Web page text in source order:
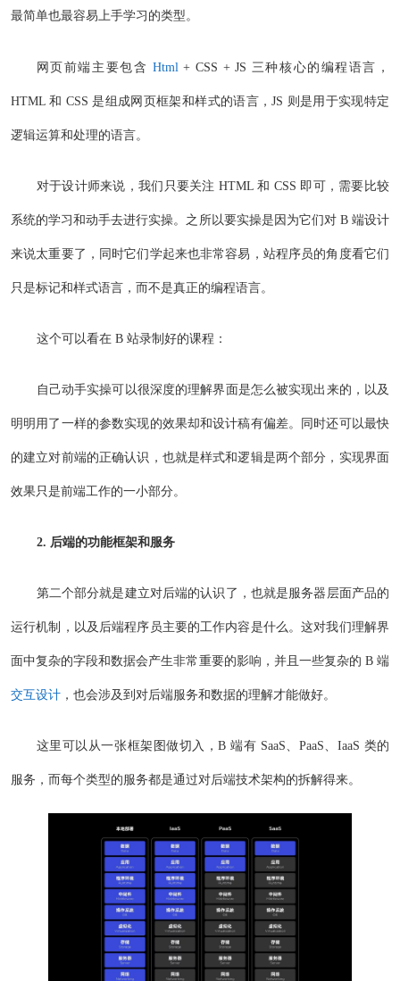
最简单也最容易上手学习的类型。
网页前端主要包含 Html + CSS + JS 三种核心的编程语言，
HTML 和 CSS 是组成网页框架和样式的语言，JS 则是用于实现特定
逻辑运算和处理的语言。
对于设计师来说，我们只要关注 HTML 和 CSS 即可，需要比较
系统的学习和动手去进行实操。之所以要实操是因为它们对 B 端设计
来说太重要了，同时它们学起来也非常容易，站程序员的角度看它们
只是标记和样式语言，而不是真正的编程语言。
这个可以看在 B 站录制好的课程：
自己动手实操可以很深度的理解界面是怎么被实现出来的，以及
明明用了一样的参数实现的效果却和设计稿有偏差。同时还可以最快
的建立对前端的正确认识，也就是样式和逻辑是两个部分，实现界面
效果只是前端工作的一小部分。
2. 后端的功能框架和服务
第二个部分就是建立对后端的认识了，也就是服务器层面产品的
运行机制，以及后端程序员主要的工作内容是什么。这对我们理解界
面中复杂的字段和数据会产生非常重要的影响，并且一些复杂的 B 端
交互设计，也会涉及到对后端服务和数据的理解才能做好。
这里可以从一张框架图做切入，B 端有 SaaS、PaaS、IaaS 类的
服务，而每个类型的服务都是通过对后端技术架构的拆解得来。